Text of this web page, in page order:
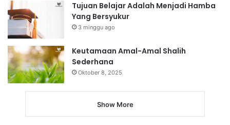
Tujuan Belajar Adalah Menjadi Hamba
Yang Bersyukur
3 minggu ago
Keutamaan Amal-Amal Shalih
Sederhana
Oktober 8, 2025
Show More